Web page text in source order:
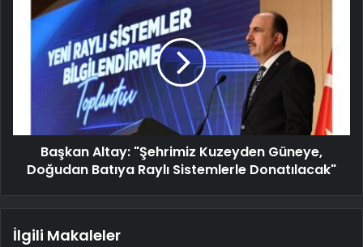
Başkan Altay: "Şehrimiz Kuzeyden Güneye,
Doğudan Batıya Raylı Sistemlerle Donatılacak"
İlgili Makaleler